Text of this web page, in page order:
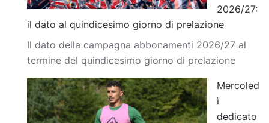
2026/27:
il dato al quindicesimo giorno di prelazione
Il dato della campagna abbonamenti 2026/27 al
termine del quindicesimo giorno di prelazione
Mercoled
ì
dedicato